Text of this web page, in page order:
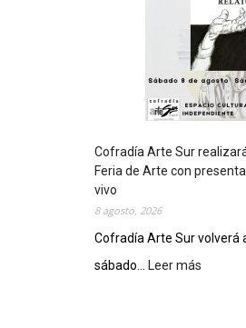
Cofradía Arte Sur
Feria de Arte con
vivo
8 agosto, 2026
Cofradía Arte Sur volverá
sábado...
Leer más